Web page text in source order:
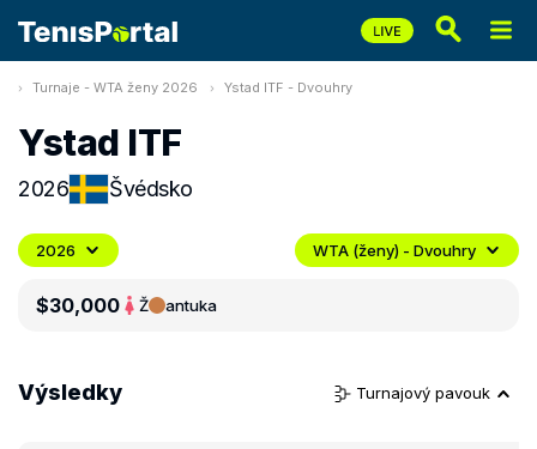
Turnaje - WTA ženy 2026 Ystad ITF - Dvouhry
Ystad ITF
2026 Švédsko
2026 WTA (ženy) - Dvouhry
$30,000 Ž antuka
Výsledky Turnajový pavouk